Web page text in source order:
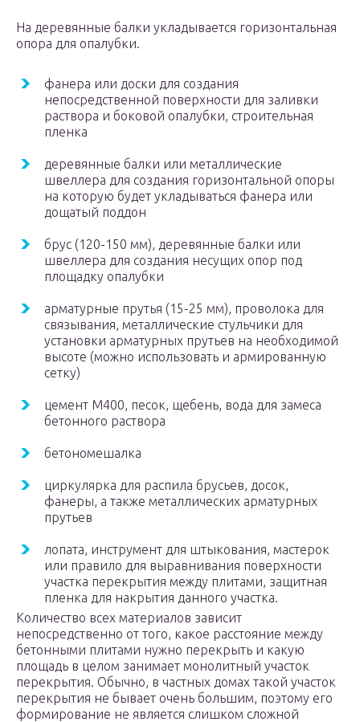
На деревянные балки укладывается горизонтальная
опора для опалубки.
фанера или доски для создания
непосредственной поверхности для заливки
раствора и боковой опалубки, строительная
пленка
деревянные балки или металлические
швеллера для создания горизонтальной опоры
на которую будет укладываться фанера или
дощатый поддон
брус (120-150 мм), деревянные балки или
швеллера для создания несущих опор под
площадку опалубки
арматурные прутья (15-25 мм), проволока для
связывания, металлические стульчики для
установки арматурных прутьев на необходимой
высоте (можно использовать и армированную
сетку)
цемент М400, песок, щебень, вода для замеса
бетонного раствора
бетономешалка
циркулярка для распила брусьев, досок,
фанеры, а также металлических арматурных
прутьев
лопата, инструмент для штыкования, мастерок
или правило для выравнивания поверхности
участка перекрытия между плитами, защитная
пленка для накрытия данного участка.
Количество всех материалов зависит
непосредственно от того, какое расстояние между
бетонными плитами нужно перекрыть и какую
площадь в целом занимает монолитный участок
перекрытия. Обычно, в частных домах такой участок
перекрытия не бывает очень большим, поэтому его
формирование не является слишком сложной